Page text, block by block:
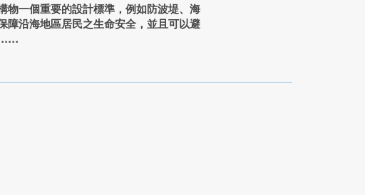
一個重要的設計標準，例如防波堤、海
障沿海地區居民之生命安全，並且可以避